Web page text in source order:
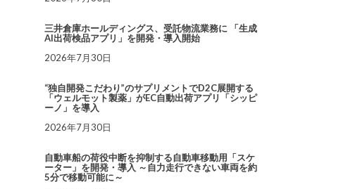
三井倉庫ホールディングス、受託物流業務に 「生成
AI出荷検品アプリ」を開発・導入開始
2026年7月30日
“独自開発こだわり”のサプリメントでD2C展開する
「ウェルモット製薬」がEC自動出荷アプリ「シッピ
ーノ」を導入
2026年7月30日
自動車船の荷役中断を抑制する自動車移動用「スケ
ーター」を開発・導入 ～自力走行できない車両を約
5分で移動可能に～